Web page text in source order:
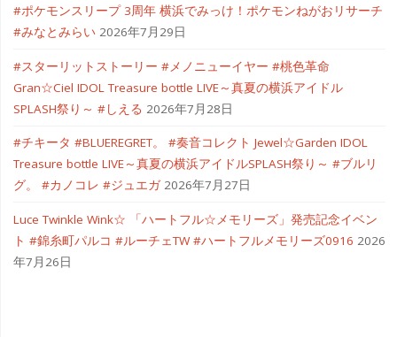
#ポケモンスリープ 3周年 横浜でみっけ！ポケモンねがおリサーチ
#みなとみらい 2026年7月29日
#スターリットストーリー #メノニューイヤー #桃色革命
Gran☆Ciel IDOL Treasure bottle LIVE～真夏の横浜アイドル
SPLASH祭り～ #しえる 2026年7月28日
#チキータ #BLUEREGRET。 #奏音コレクト Jewel☆Garden IDOL
Treasure bottle LIVE～真夏の横浜アイドルSPLASH祭り～ #ブルリ
グ。 #カノコレ #ジュエガ 2026年7月27日
Luce Twinkle Wink☆ 「ハートフル☆メモリーズ」発売記念イベン
ト #錦糸町パルコ #ルーチェTW #ハートフルメモリーズ0916 2026
年7月26日